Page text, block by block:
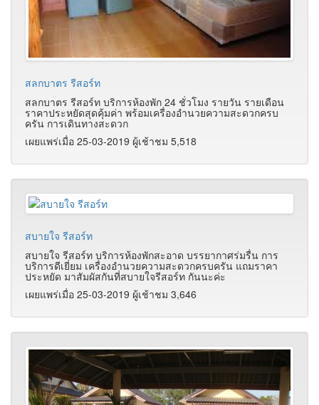
สลกบาตร รีสอร์ท
สลกบาตร รีสอร์ท บริการห้องพัก 24 ชั่วโมง รายวัน รายเดือน
ราคาประหยัดสุดคุ้มค่า พร้อมเครื่องอำนวยความสะดวกครบ
ครัน การเดินทางสะดวก
เผยแพร่เมื่อ 25-03-2019 ผู้เช้าชม 5,518
สบายใจ รีสอร์ท
สบายใจ รีสอร์ท บริการห้องพักสะอาด บรรยากาศร่มรื่น การ
บริการดีเยี่ยม เครื่องอำนวยความสะดวกครบครัน แถมราคา
ประหยัด มาสัมผัสกันที่สบายใจรีสอร์ท กันนะค่ะ
เผยแพร่เมื่อ 25-03-2019 ผู้เช้าชม 3,646